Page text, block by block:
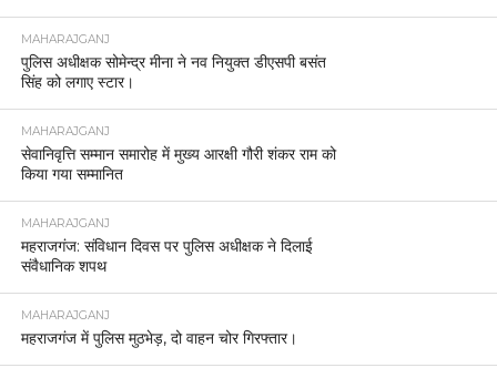
MAHARAJGANJ
पुलिस अधीक्षक सोमेन्द्र मीना ने नव नियुक्त डीएसपी बसंत
सिंह को लगाए स्टार।
MAHARAJGANJ
सेवानिवृत्ति सम्मान समारोह में मुख्य आरक्षी गौरी शंकर राम को
किया गया सम्मानित
MAHARAJGANJ
महराजगंज: संविधान दिवस पर पुलिस अधीक्षक ने दिलाई
संवैधानिक शपथ
MAHARAJGANJ
महराजगंज में पुलिस मुठभेड़, दो वाहन चोर गिरफ्तार।